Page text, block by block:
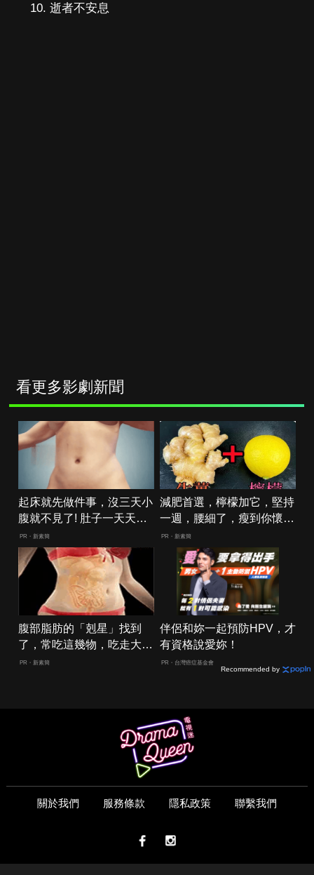
逝者不安息
看更多影劇新聞
起床就先做件事，沒三天小
腹就不見了! 肚子一天天變
小！
PR・新素簡
減肥首選，檸檬加它，堅持
一週，腰細了，瘦到你懷疑
人生
PR・新素簡
腹部脂肪的「剋星」找到
了，常吃這幾物，吃走大肚
囊，瘦出小蠻腰
PR・新素簡
伴侶和妳一起預防HPV，才
有資格說愛妳！
PR・台灣癌症基金會
Recommended by
關於我們 服務條款 隱私政策 聯繫我們